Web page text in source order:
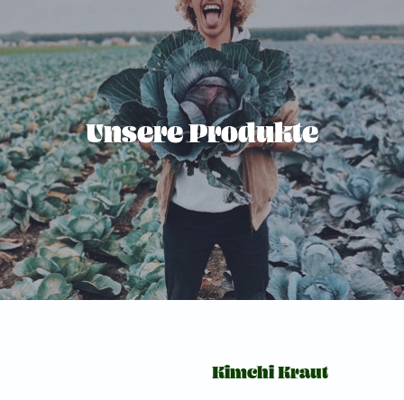
Unsere Produkte
Kimchi Kraut